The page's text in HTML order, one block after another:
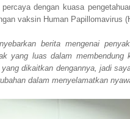
dengan kuasa
vaksin Human Papillomavirus
berita mengenai
yang luas dalam
dikaitkan dengannya, jadi
dalam menyelamatkan